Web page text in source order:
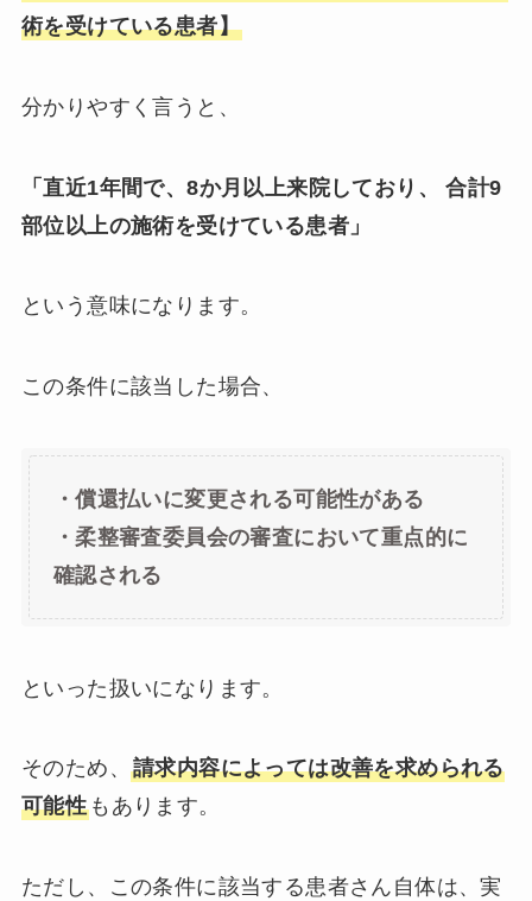
術を受けている患者】
分かりやすく言うと、
「直近1年間で、8か月以上来院しており、 合計9
部位以上の施術を受けている患者」
という意味になります。
この条件に該当した場合、
・償還払いに変更される可能性がある
・柔整審査委員会の審査において重点的に
確認される
といった扱いになります。
そのため、 請求内容によっては改善を求められる
可能性 もあります。
ただし、この条件に該当する患者さん自体は、実